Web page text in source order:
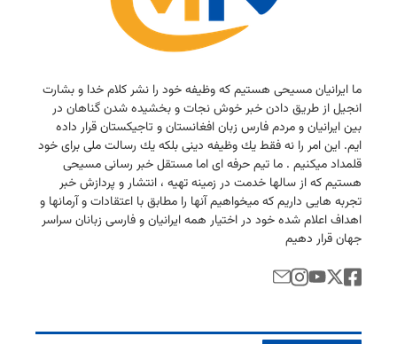
ما ایرانیان مسیحی هستیم كه وظیفه خود را نشر كلام خدا و بشارت
انجیل از طریق دادن خبر خوش نجات و بخشیده شدن گناهان در
بین ایرانیان و مردم فارس زبان افغانستان و تاجیكستان قرار داده
ایم. این امر را نه فقط یك وظیفه دینی بلكه یك رسالت ملی برای خود
قلمداد میكنیم . ما تیم حرفه ای اما مستقل خبر رسانی مسیحی
هستیم كه از سالها خدمت در زمینه تهیه ، انتشار و پردازش خبر
تجربه هایی داریم كه میخواهیم آنها را مطابق با اعتقادات و آرمانها و
اهداف اعلام شده خود در اختیار همه ایرانیان و فارسی زبانان سراسر
جهان قرار دهیم